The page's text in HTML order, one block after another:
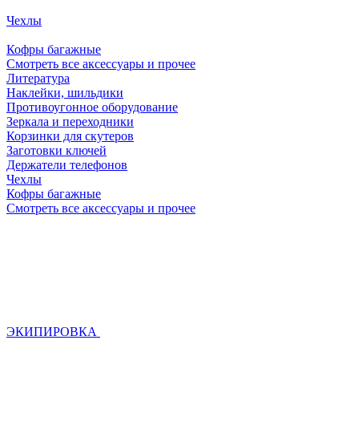
Чехлы
Кофры багажные
Смотреть все аксессуары и прочее
Литература
Наклейки, шильдики
Противоугонное оборудование
Зеркала и переходники
Корзинки для скутеров
Заготовки ключей
Держатели телефонов
Чехлы
Кофры багажные
Смотреть все аксессуары и прочее
ЭКИПИРОВКА